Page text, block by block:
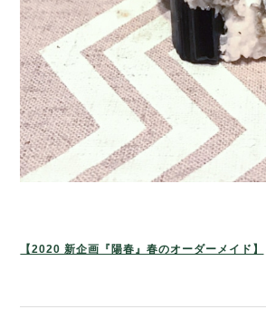
【2020 新企画『陽春』春のオーダーメイド】